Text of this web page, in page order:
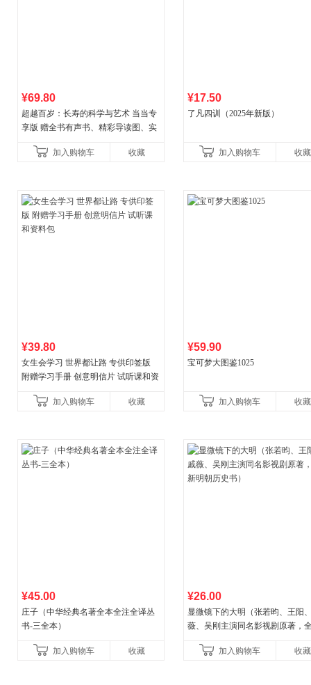
¥69.80
超越百岁：长寿的科学与艺术 当当专
享版 赠全书有声书、精彩导读图、实
权益
加入购物车 收藏
¥17.50
了凡四训（2025年新版）
加入购物车 收藏
¥39.80
女生会学习 世界都让路 专供印签版
附赠学习手册 创意明信片 试听课和资
加入购物车
收藏
¥59.90
宝可梦大图鉴1025
加入购物车 收藏
¥45.00
庄子（中华经典名著全本全注全译丛
书-三全本）
加入购物车 收藏
¥26.00
显微镜下的大明（张若昀、王阳
薇、吴刚主演同名影视剧原著，
加入购物车
收藏